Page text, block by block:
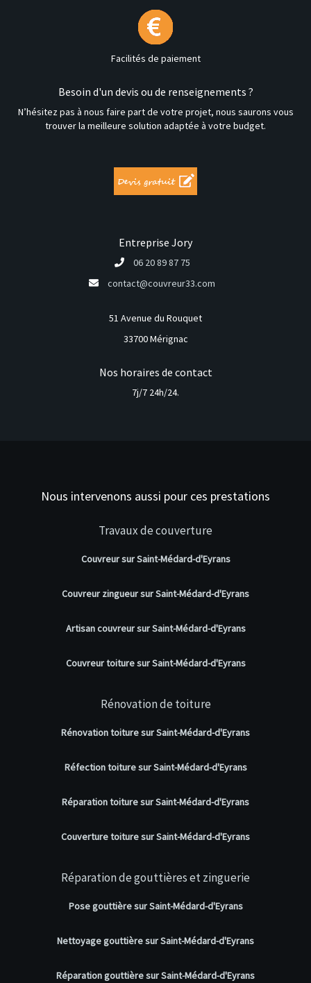
Facilités de paiement
Besoin d'un devis ou de renseignements ?
N’hésitez pas à nous faire part de votre projet, nous saurons vous
trouver la meilleure solution adaptée à votre budget.
Entreprise Jory
06 20 89 87 75
contact@couvreur33.com
51 Avenue du Rouquet
33700 Mérignac
Nos horaires de contact
7j/7 24h/24.
Nous intervenons aussi pour ces prestations
Travaux de couverture
Couvreur sur Saint-Médard-d'Eyrans
Couvreur zingueur sur Saint-Médard-d'Eyrans
Artisan couvreur sur Saint-Médard-d'Eyrans
Couvreur toiture sur Saint-Médard-d'Eyrans
Rénovation de toiture
Rénovation toiture sur Saint-Médard-d'Eyrans
Réfection toiture sur Saint-Médard-d'Eyrans
Réparation toiture sur Saint-Médard-d'Eyrans
Couverture toiture sur Saint-Médard-d'Eyrans
Réparation de gouttières et zinguerie
Pose gouttière sur Saint-Médard-d'Eyrans
Nettoyage gouttière sur Saint-Médard-d'Eyrans
Réparation gouttière sur Saint-Médard-d'Eyrans